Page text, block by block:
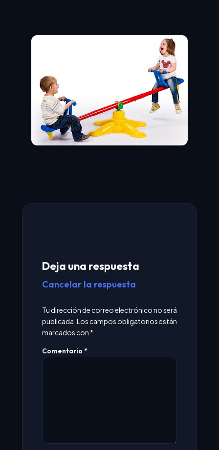
Deja una respuesta
Cancelar la respuesta
Tu dirección de correo electrónico no será
publicada. Los campos obligatorios están
marcados con *
Comentario *